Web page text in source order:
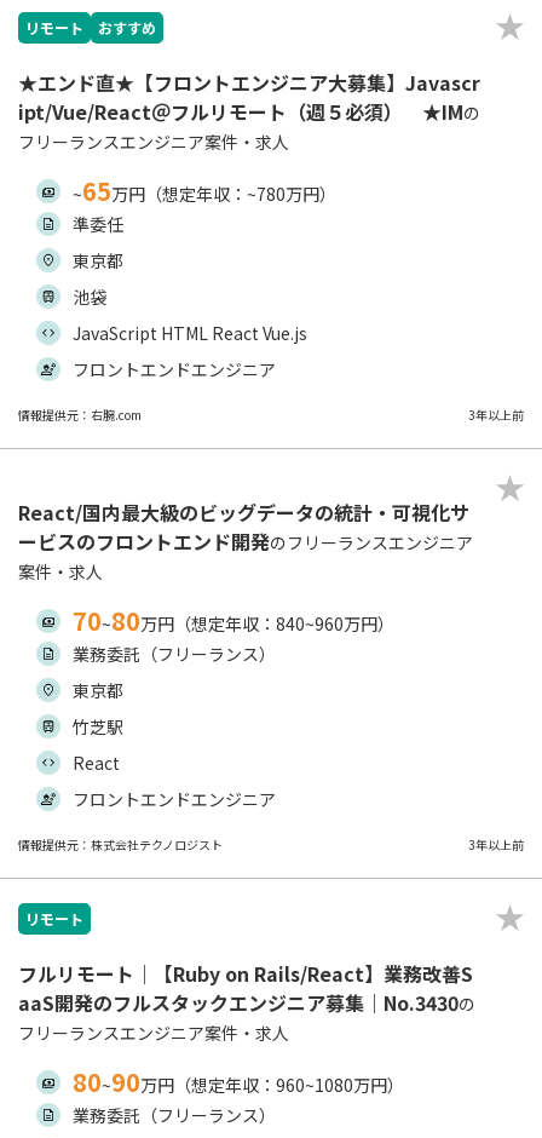
リモート おすすめ
★エンド直★【フロントエンジニア大募集】Javascr
ipt/Vue/React＠フルリモート（週５必須） ★IMの
フリーランスエンジニア案件・求人
~65万円（想定年収：~780万円）
準委任
東京都
池袋
JavaScript HTML React Vue.js
フロントエンドエンジニア
情報提供元：右腕.com 3年以上前
React/国内最大級のビッグデータの統計・可視化サ
ービスのフロントエンド開発のフリーランスエンジニア
案件・求人
70~80万円（想定年収：840~960万円）
業務委託（フリーランス）
東京都
竹芝駅
React
フロントエンドエンジニア
情報提供元：株式会社テクノロジスト 3年以上前
リモート
フルリモート｜【Ruby on Rails/React】業務改善S
aaS開発のフルスタックエンジニア募集｜No.3430の
フリーランスエンジニア案件・求人
80~90万円（想定年収：960~1080万円）
業務委託（フリーランス）